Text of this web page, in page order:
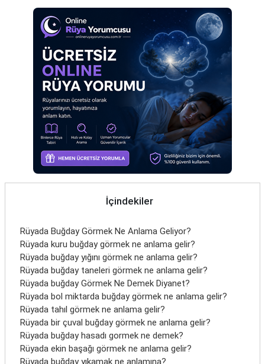
Kardeş
İçindekiler
Rüyada Buğday Görmek Ne Anlama Geliyor?
Rüyada kuru buğday görmek ne anlama gelir?
Rüyada buğday yığını görmek ne anlama gelir?
Rüyada buğday taneleri görmek ne anlama gelir?
Rüyada buğday Görmek Ne Demek Diyanet?
Rüyada bol miktarda buğday görmek ne anlama gelir?
Rüyada tahıl görmek ne anlama gelir?
Rüyada bir çuval buğday görmek ne anlama gelir?
Rüyada buğday hasadı gormek ne demek?
Rüyada ekin başağı görmek ne anlama gelir?
Rüyada buğday yıkamak ne anlamına?